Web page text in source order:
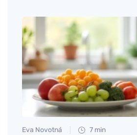
Eva Novotná 7 min